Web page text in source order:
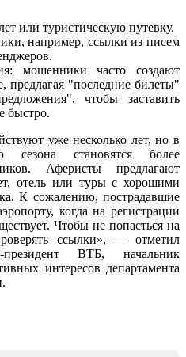
или туристическую путевку.
например, ссылки из писем
мошенники часто создают
предлагая "последние билеты"
чтобы заставить
быстро.
уже несколько лет, но в
сезона становятся более
Аферисты предлагают
отель или туры с хорошими
К сожалению, пострадавшие
когда на регистрации
Чтобы не попасться на
ссылки», — отметил
ВТБ, начальник
интересов департамента